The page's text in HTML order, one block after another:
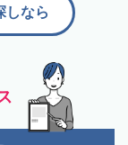
しなら